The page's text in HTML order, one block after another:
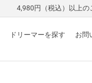
4,980円（税込）以上の
ドリーマーを探す お問